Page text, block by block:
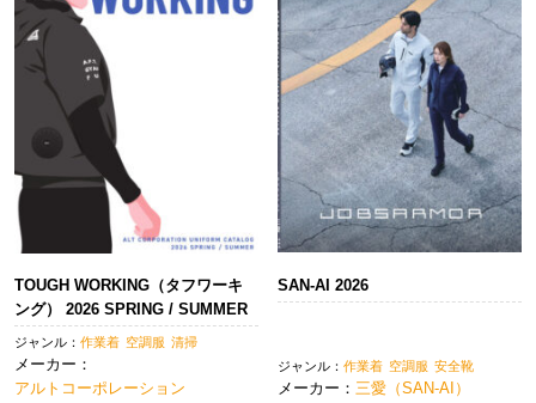
TOUGH WORKING（タフワーキ
ング） 2026 SPRING / SUMMER
ジャンル： 作業着 空調服 清掃
メーカー：
アルトコーポレーション
SAN-AI 2026
ジャンル：作業着 空調服 安全靴
メーカー： 三愛（SAN-AI）